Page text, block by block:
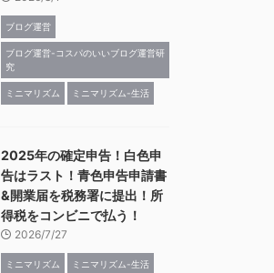
ブログ運営
ブログ運営-コスパのいいブログ運営研
究
ミニマリズム ミニマリズム-生活
2025年の確定申告！白色申
告はラスト！青色申告申請書
&開業届を税務署に提出！所
得税をコンビニで払う！
2026/7/27
ミニマリズム ミニマリズム-生活